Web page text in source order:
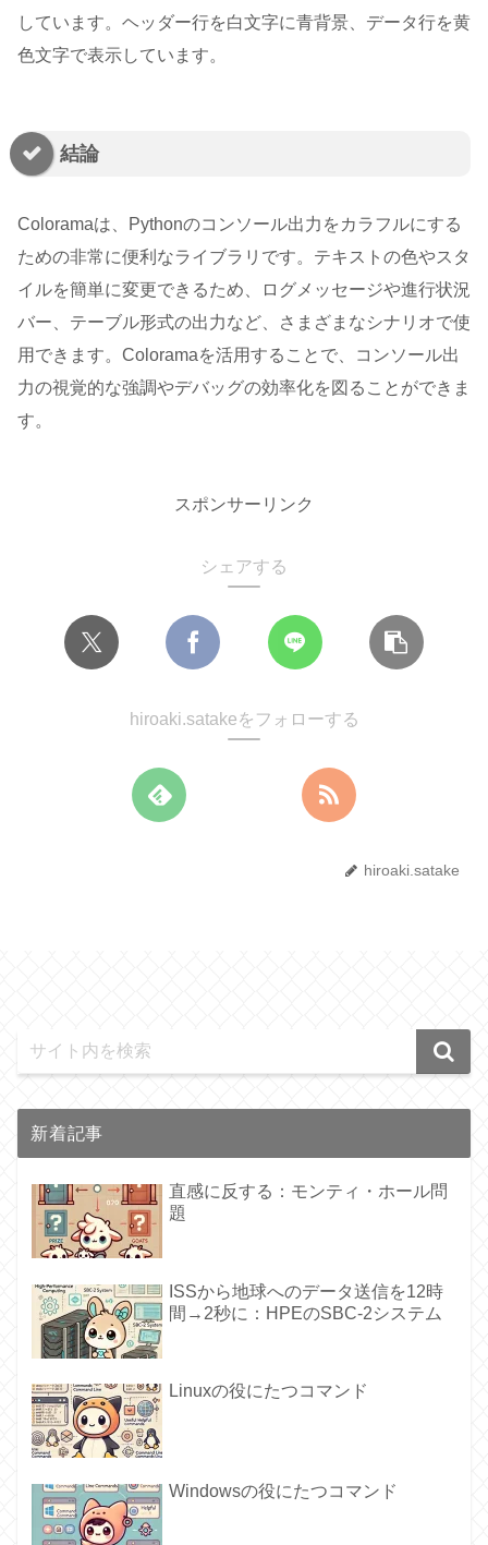
しています。ヘッダー行を白文字に青背景、データ行を黄
色文字で表示しています。
結論
Coloramaは、Pythonのコンソール出力をカラフルにする
ための非常に便利なライブラリです。テキストの色やスタ
イルを簡単に変更できるため、ログメッセージや進行状況
バー、テーブル形式の出力など、さまざまなシナリオで使
用できます。Coloramaを活用することで、コンソール出
力の視覚的な強調やデバッグの効率化を図ることができま
す。
スポンサーリンク
シェアする
hiroaki.satakeをフォローする
hiroaki.satake
新着記事
直感に反する：モンティ・ホール問
題
ISSから地球へのデータ送信を12時
間→2秒に：HPEのSBC-2システム
Linuxの役にたつコマンド
Windowsの役にたつコマンド